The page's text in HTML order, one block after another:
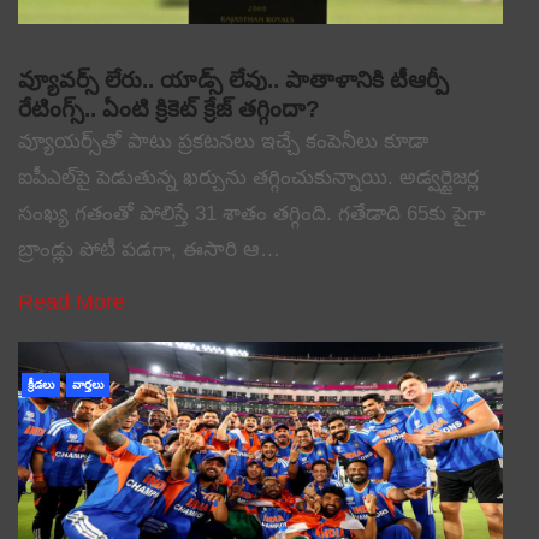
వ్యూవర్స్ లేరు.. యాడ్స్ లేవు.. పాతాళానికి టీఆర్పీ
రేటింగ్స్.. ఏంటి క్రికెట్ క్రేజ్ తగ్గిందా?
వ్యూయర్స్‌తో పాటు ప్రకటనలు ఇచ్చే కంపెనీలు కూడా
ఐపీఎల్‌పై పెడుతున్న ఖర్చును తగ్గించుకున్నాయి. అడ్వర్టైజర్ల
సంఖ్య గతంతో పోలిస్తే 31 శాతం తగ్గింది. గతేడాది 65కు పైగా
బ్రాండ్లు పోటీ పడగా, ఈసారి ఆ…
Read More
క్రీడలు వార్తలు